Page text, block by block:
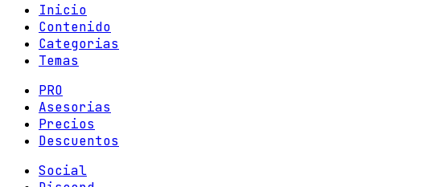
Inicio
Contenido
Categorias
Temas
PRO
Asesorias
Precios
Descuentos
Social